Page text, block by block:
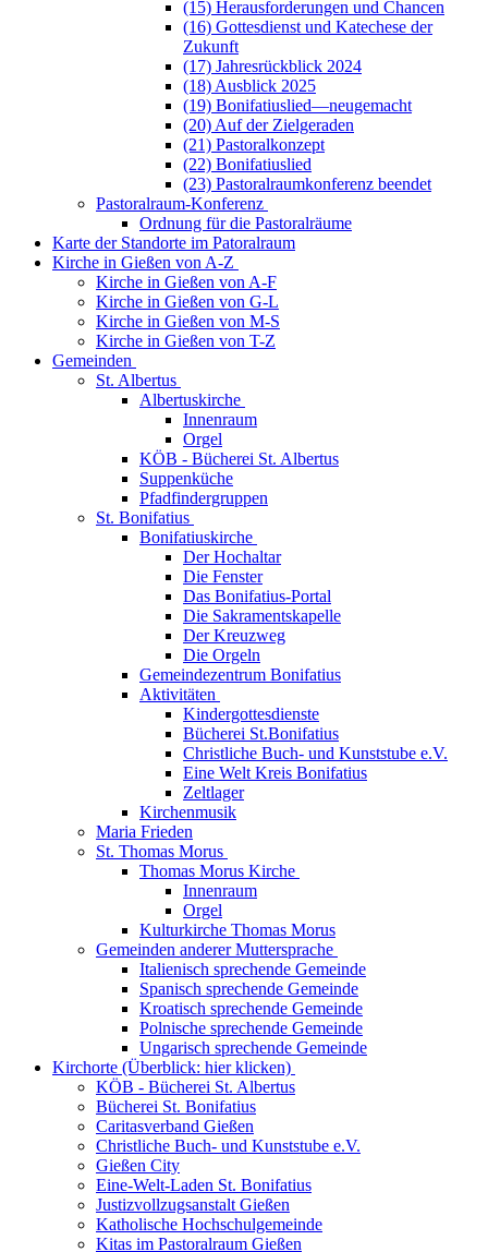
(15) Herausforderungen und Chancen
(16) Gottesdienst und Katechese der
Zukunft
(17) Jahresrückblick 2024
(18) Ausblick 2025
(19) Bonifatiuslied—neugemacht
(20) Auf der Zielgeraden
(21) Pastoralkonzept
(22) Bonifatiuslied
(23) Pastoralraumkonferenz beendet
Pastoralraum-Konferenz
Ordnung für die Pastoralräume
Karte der Standorte im Patoralraum
Kirche in Gießen von A-Z
Kirche in Gießen von A-F
Kirche in Gießen von G-L
Kirche in Gießen von M-S
Kirche in Gießen von T-Z
Gemeinden
St. Albertus
Albertuskirche
Innenraum
Orgel
KÖB - Bücherei St. Albertus
Suppenküche
Pfadfindergruppen
St. Bonifatius
Bonifatiuskirche
Der Hochaltar
Die Fenster
Das Bonifatius-Portal
Die Sakramentskapelle
Der Kreuzweg
Die Orgeln
Gemeindezentrum Bonifatius
Aktivitäten
Kindergottesdienste
Bücherei St.Bonifatius
Christliche Buch- und Kunststube e.V.
Eine Welt Kreis Bonifatius
Zeltlager
Kirchenmusik
Maria Frieden
St. Thomas Morus
Thomas Morus Kirche
Innenraum
Orgel
Kulturkirche Thomas Morus
Gemeinden anderer Muttersprache
Italienisch sprechende Gemeinde
Spanisch sprechende Gemeinde
Kroatisch sprechende Gemeinde
Polnische sprechende Gemeinde
Ungarisch sprechende Gemeinde
Kirchorte (Überblick: hier klicken)
KÖB - Bücherei St. Albertus
Bücherei St. Bonifatius
Caritasverband Gießen
Christliche Buch- und Kunststube e.V.
Gießen City
Eine-Welt-Laden St. Bonifatius
Justizvollzugsanstalt Gießen
Katholische Hochschulgemeinde
Kitas im Pastoralraum Gießen